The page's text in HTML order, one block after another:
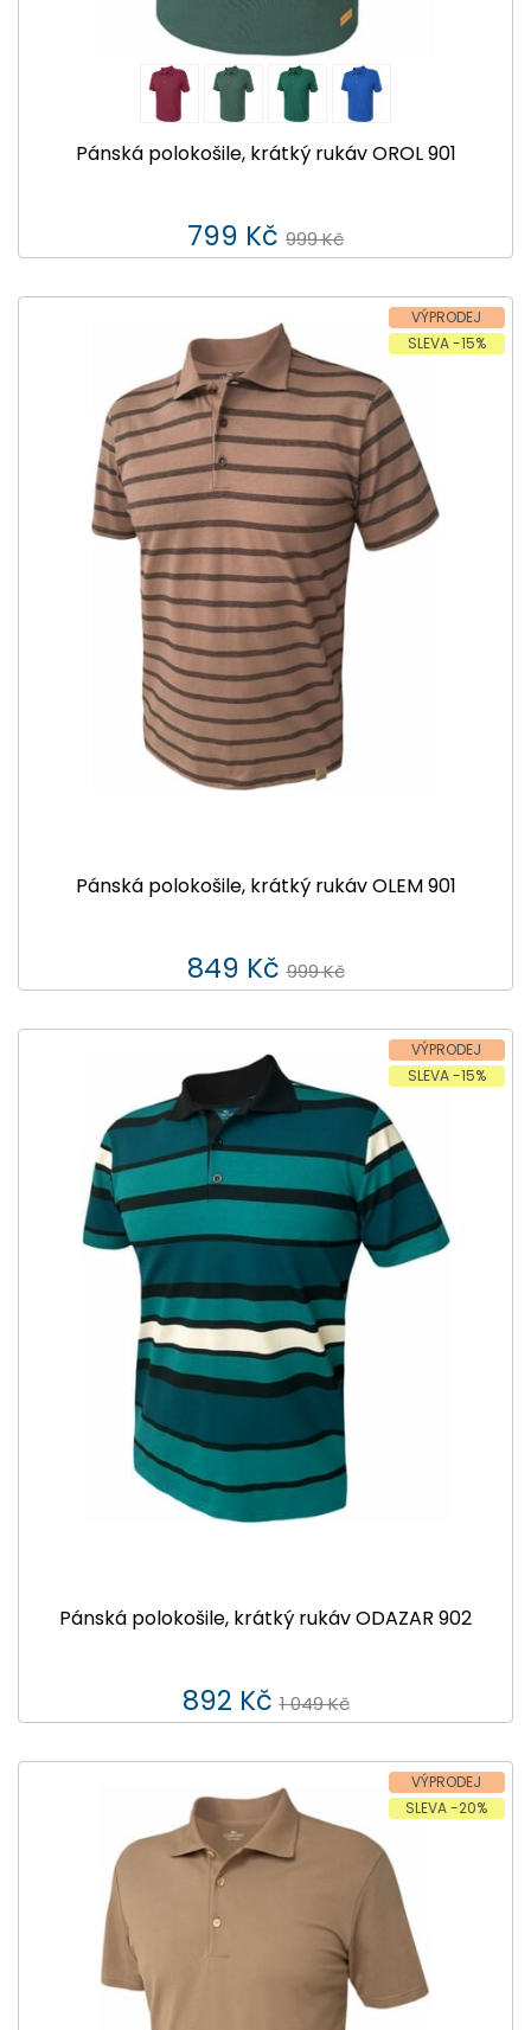
Pánská polokošile, krátký rukáv OROL 901
799 Kč 999 Kč
VÝPRODEJ
SLEVA -15%
Pánská polokošile, krátký rukáv OLEM 901
849 Kč 999 Kč
VÝPRODEJ
SLEVA -15%
Pánská polokošile, krátký rukáv ODAZAR 902
892 Kč 1 049 Kč
VÝPRODEJ
SLEVA -20%